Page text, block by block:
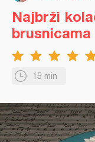
15 min
Najbrži
brusnicama